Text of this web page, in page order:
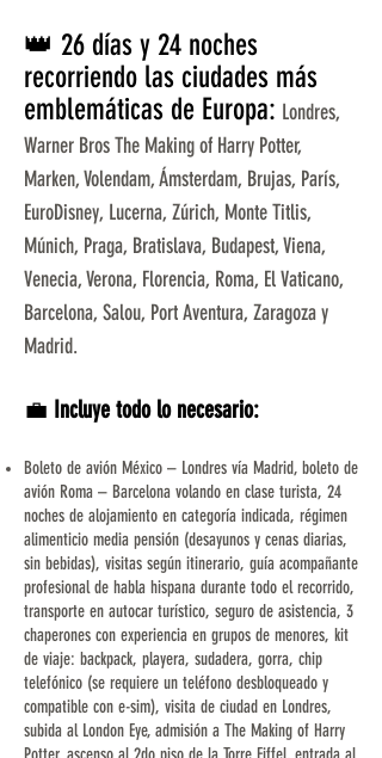
👑 26 días y 24 noches
recorriendo las ciudades más
emblemáticas de Europa: Londres,
Warner Bros The Making of Harry Potter,
Marken, Volendam, Ámsterdam, Brujas, París,
EuroDisney, Lucerna, Zúrich, Monte Titlis,
Múnich, Praga, Bratislava, Budapest, Viena,
Venecia, Verona, Florencia, Roma, El Vaticano,
Barcelona, Salou, Port Aventura, Zaragoza y
Madrid.
💼 Incluye todo lo necesario:
Boleto de avión México – Londres vía Madrid, boleto de
avión Roma – Barcelona volando en clase turista, 24
noches de alojamiento en categoría indicada, régimen
alimenticio media pensión (desayunos y cenas diarias,
sin bebidas), visitas según itinerario, guía acompañante
profesional de habla hispana durante todo el recorrido,
transporte en autocar turístico, seguro de asistencia, 3
chaperones con experiencia en grupos de menores, kit
de viaje: backpack, playera, sudadera, gorra, chip
telefónico (se requiere un teléfono desbloqueado y
compatible con e-sim), visita de ciudad en Londres,
subida al London Eye, admisión a The Making of Harry